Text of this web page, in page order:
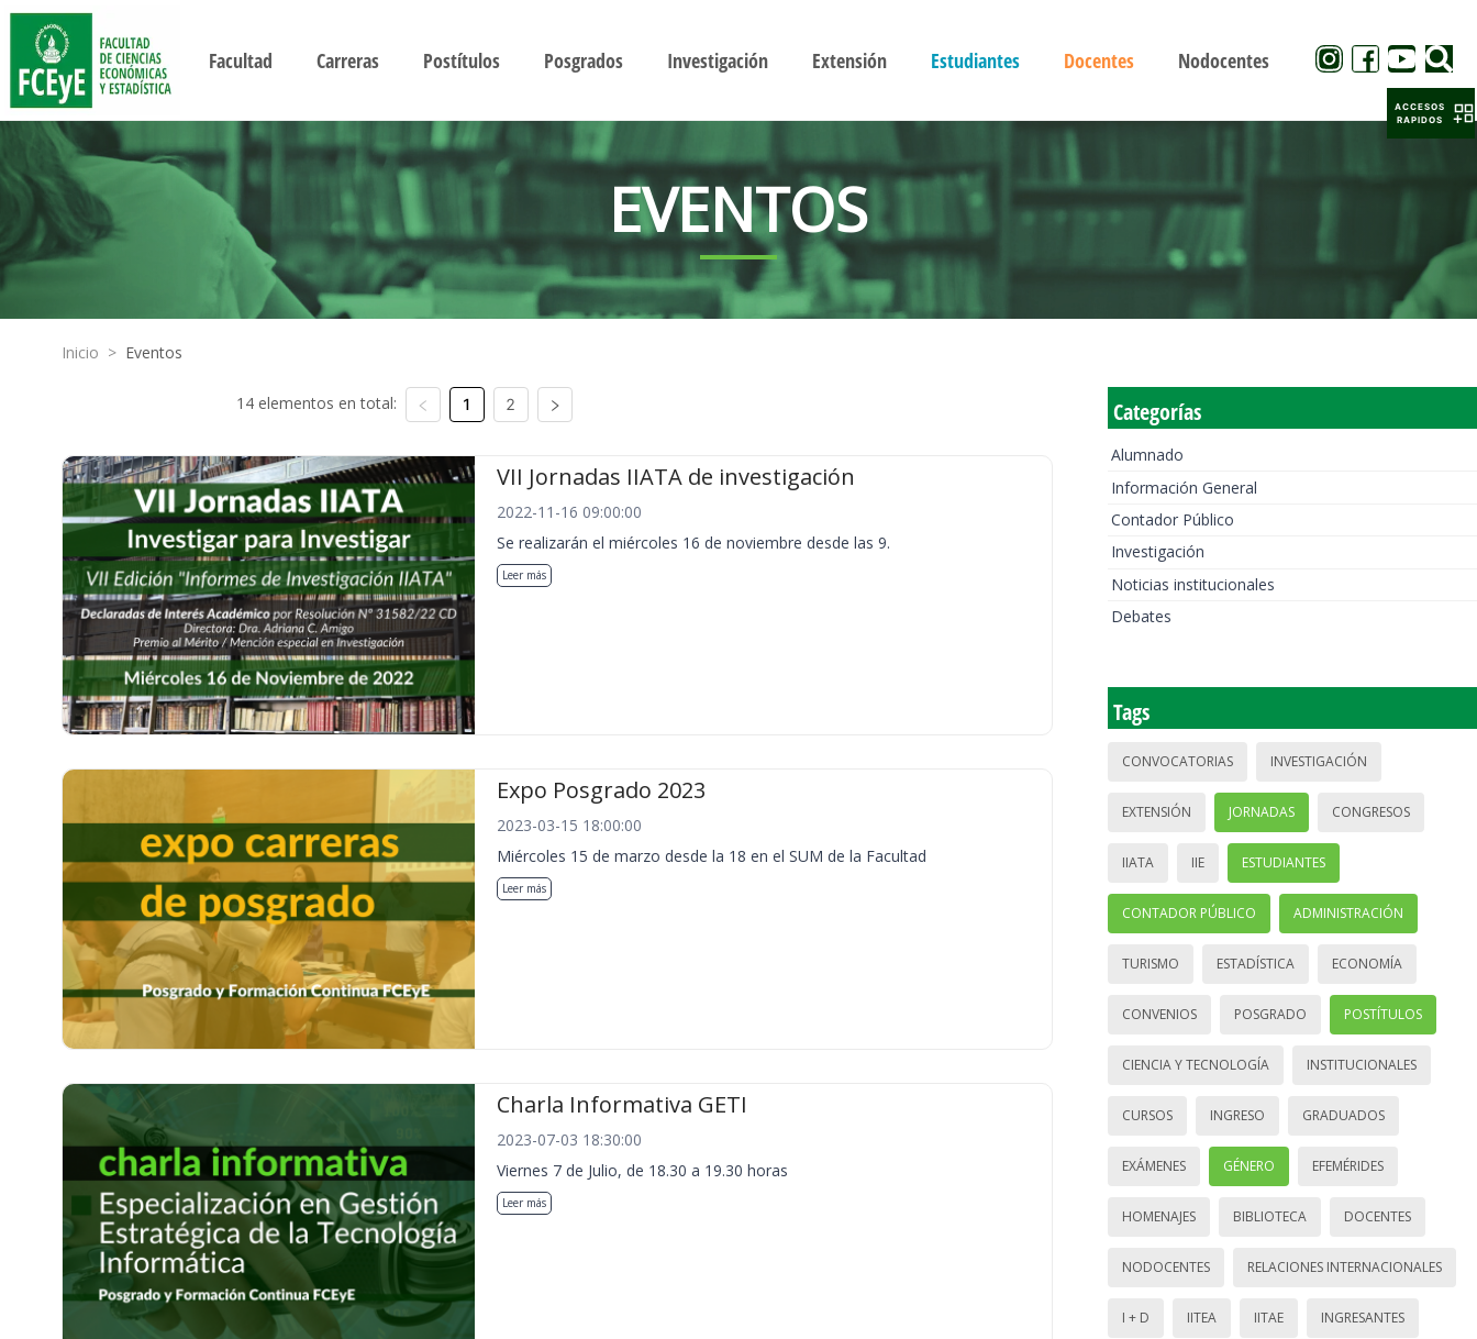
Facultad Carreras Postítulos Posgrados Investigación Extensión Estudiantes Docentes Nodocentes
EVENTOS
Inicio > Eventos
14 elementos en total: 1 2
VII Jornadas IIATA de investigación
2022-11-16 09:00:00
Se realizarán el miércoles 16 de noviembre desde las 9.
Leer más
Expo Posgrado 2023
2023-03-15 18:00:00
Miércoles 15 de marzo desde la 18 en el SUM de la Facultad
Leer más
Charla Informativa GETI
2023-07-03 18:30:00
Viernes 7 de Julio, de 18.30 a 19.30 horas
Leer más
Categorías
Alumnado
Información General
Contador Público
Investigación
Noticias institucionales
Debates
Tags
CONVOCATORIAS INVESTIGACIÓN
EXTENSIÓN JORNADAS CONGRESOS
IIATA IIE ESTUDIANTES
CONTADOR PÚBLICO ADMINISTRACIÓN
TURISMO ESTADÍSTICA ECONOMÍA
CONVENIOS POSGRADO POSTÍTULOS
CIENCIA Y TECNOLOGÍA INSTITUCIONALES
CURSOS INGRESO GRADUADOS
EXÁMENES GÉNERO EFEMÉRIDES
HOMENAJES BIBLIOTECA DOCENTES
NODOCENTES RELACIONES INTERNACIONALES
I + D IITEA IITAE INGRESANTES
ACCESOS
RAPIDOS